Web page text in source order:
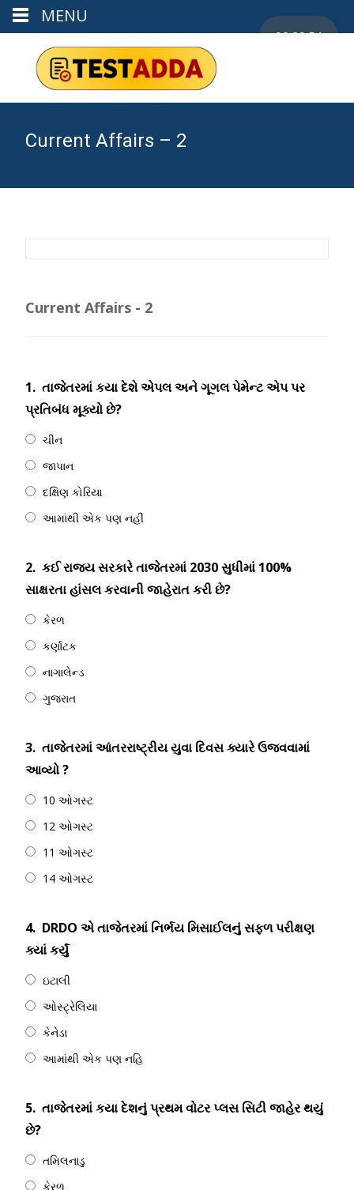
Current Affairs – 2
00:29:53
Current Affairs - 2
1. તાજેતરમાં કયા દેશે એપલ અને ગૂગલ પેમેન્ટ એપ પર
પ્રતિબંધ મૂક્યો છે?
ચીન
જાપાન
દક્ષિણ કોરિયા
આમાંથી એક પણ નહીં
2. કઈ રાજ્ય સરકારે તાજેતરમાં 2030 સુધીમાં 100%
સાક્ષરતા હાંસલ કરવાની જાહેરાત કરી છે?
કેરળ
કર્ણાટક
નાગાલેન્ડ
ગુજરાત
3. તાજેતરમાં આંતરરાષ્ટ્રીય યુવા દિવસ ક્યારે ઉજવવામાં
આવ્યો ?
10 ઓગસ્ટ
12 ઓગસ્ટ
11 ઓગસ્ટ
14 ઓગસ્ટ
4. DRDO એ તાજેતરમાં નિર્ભય મિસાઈલનું સફળ પરીક્ષણ
ક્યાં કર્યું
ઇટાલી
ઓસ્ટ્રેલિયા
કેનેડા
આમાંથી એક પણ નહિ
5. તાજેતરમાં કયા દેશનું પ્રથમ વોટર પ્લસ સિટી જાહેર થયું
છે?
તમિલનાડુ
કેરળ
MENU